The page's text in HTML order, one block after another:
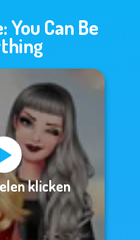
You Can Be
klicken